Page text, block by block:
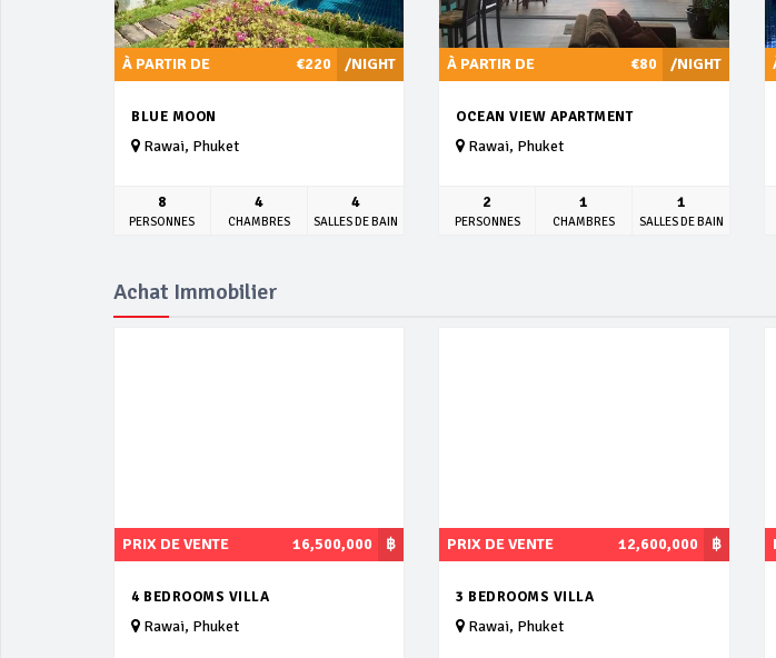
/NIGHT
À PARTIR DE €220
BLUE MOON
Rawai, Phuket
8
PERSONNES
4
CHAMBRES
4
SALLES DE BAIN
/NIGHT
À PARTIR DE €80
OCEAN VIEW APARTMENT
Rawai, Phuket
2
PERSONNES
1
CHAMBRES
1
SALLES DE BAIN
Achat Immobilier
฿
PRIX DE VENTE 16,500,000
4 BEDROOMS VILLA
Rawai, Phuket
฿
PRIX DE VENTE 12,600,000
3 BEDROOMS VILLA
Rawai, Phuket